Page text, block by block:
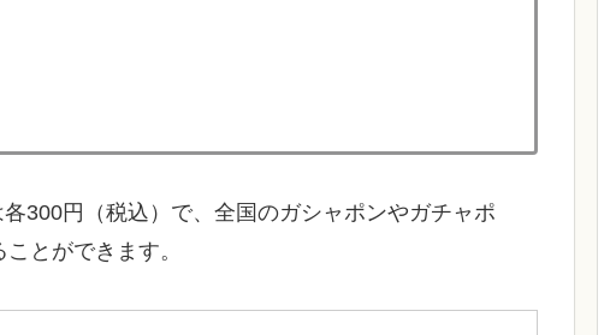
300円（税込）で、全国のガシャポンやガチャポ
とができます。